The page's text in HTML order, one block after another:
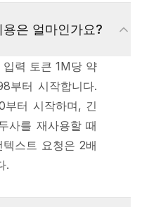
은 얼마인가요?
력 토큰 1M당 약
부터 시작합니다.
부터 시작하며, 긴
사를 재사용할 때
스트 요청은 2배
.